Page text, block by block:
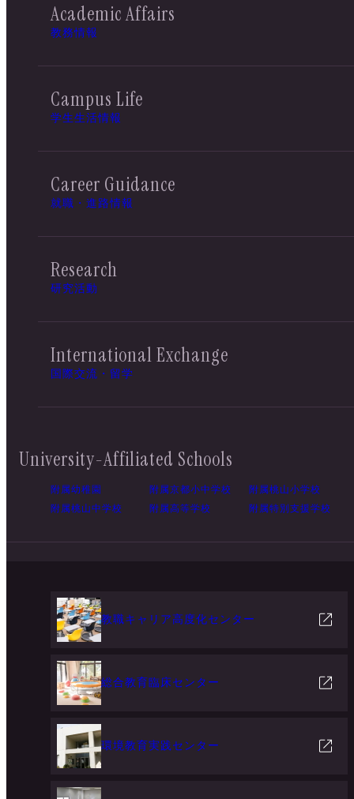
Academic Affairs
教務情報
Campus Life
学生生活情報
Career Guidance
就職・進路情報
Research
研究活動
International Exchange
国際交流・留学
University-Affiliated Schools
附属幼稚園 附属京都小中学校
附属桃山小学校
附属桃山中学校
附属高等学校 附属特別支援学校
教職キャリア高度化センター
総合教育臨床センター
環境教育実践センター